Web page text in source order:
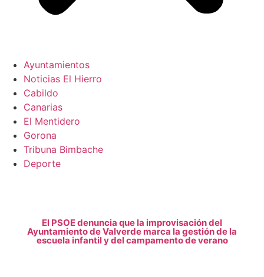
Ayuntamientos
Noticias El Hierro
Cabildo
Canarias
El Mentidero
Gorona
Tribuna Bimbache
Deporte
El PSOE denuncia que la improvisación del
Ayuntamiento de Valverde marca la gestión de la
escuela infantil y del campamento de verano